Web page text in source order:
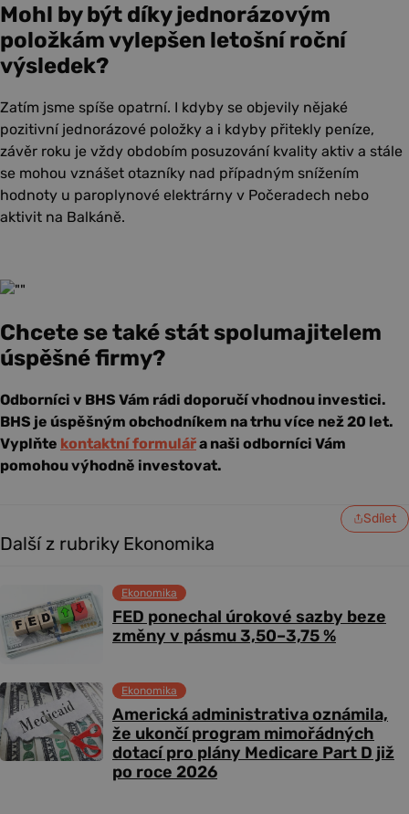
Mohl by být díky jednorázovým
položkám vylepšen letošní roční
výsledek?
Zatím jsme spíše opatrní. I kdyby se objevily nějaké
pozitivní jednorázové položky a i kdyby přitekly peníze,
závěr roku je vždy obdobím posuzování kvality aktiv a stále
se mohou vznášet otazníky nad případným snížením
hodnoty u paroplynové elektrárny v Počeradech nebo
aktivit na Balkáně.
Chcete se také stát spolumajitelem
úspěšné firmy?
Odborníci v BHS Vám rádi doporučí vhodnou investici.
BHS je úspěšným obchodníkem na trhu více než 20 let.
Vyplňte kontaktní formulářa naši odborníci Vám
pomohou výhodně investovat.
Sdílet
Další z rubriky Ekonomika
FED ponechal úrokové sazby beze
změny v pásmu 3,50–3,75 %
Ekonomika
Americká administrativa oznámila,
že ukončí program mimořádných
dotací pro plány Medicare Part D již
po roce 2026
Ekonomika